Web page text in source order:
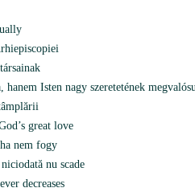
Isten nagy szeretetének
great love
nem fogy
nu scade
decreases